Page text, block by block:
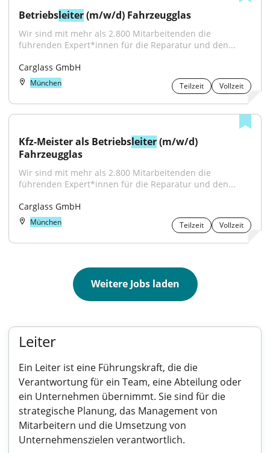
Betriebsleiter (m/w/d) Fahrzeugglas
Wir sind mit mehr als 2.800 Mitarbeitenden die
führenden Expert*innen für die Reparatur und den...
Carglass GmbH
München Teilzeit Vollzeit
Kfz-Meister als Betriebsleiter (m/w/d)
Fahrzeugglas
Wir sind mit mehr als 2.800 Mitarbeitenden die
führenden Expert*innen für die Reparatur und den...
Carglass GmbH
München Teilzeit Vollzeit
Weitere Jobs laden
Leiter
Ein Leiter ist eine Führungskraft, die die
Verantwortung für ein Team, eine Abteilung oder
ein Unternehmen übernimmt. Sie sind für die
strategische Planung, das Management von
Mitarbeitern und die Umsetzung von
Unternehmenszielen verantwortlich.